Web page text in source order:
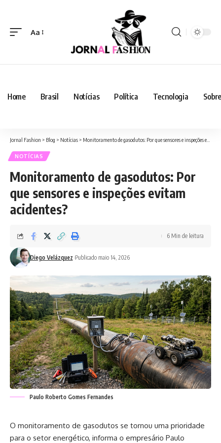
Aa
Home Brasil Notícias Política Tecnologia
Jornal Fashion > Blog > Notícias > Monitoramento de gasodutos: Por que sensores e inspeções evitam acidentes?
NOTÍCIAS
Monitoramento de gasodutos: Por
que sensores e inspeções evitam
acidentes?
Diego Velázquez Publicado maio 14, 2026
6 Min de leitura
Paulo Roberto Gomes Fernandes
O monitoramento de gasodutos se tornou uma prioridade
para o setor energético, informa o empresário Paulo